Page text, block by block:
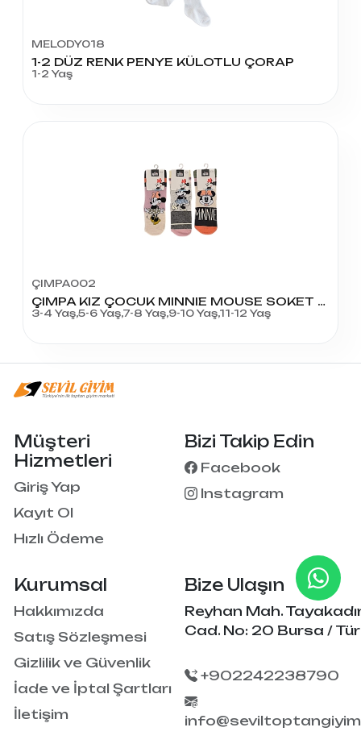
MELODY018
1-2 DÜZ RENK PENYE KÜLOTLU ÇORAP
1-2 Yaş
ÇIMPA002
ÇIMPA KIZ ÇOCUK MINNIE MOUSE SOKET ÇORAP SOKET
3-4 Yaş,5-6 Yaş,7-8 Yaş,9-10 Yaş,11-12 Yaş
Kurumsal
Hakkımızda
Satış Sözleşmesi
Gizlilik ve Güvenlik
İade ve İptal Şartları
İletişim
Müşteri
Hizmetleri
Giriş Yap
Kayıt Ol
Hızlı Ödeme
Bizi Takip Edin
Facebook
Instagram
Bize Ulaşın
Reyhan Mah.
Cad. No: 20 Bursa /
+902242238790